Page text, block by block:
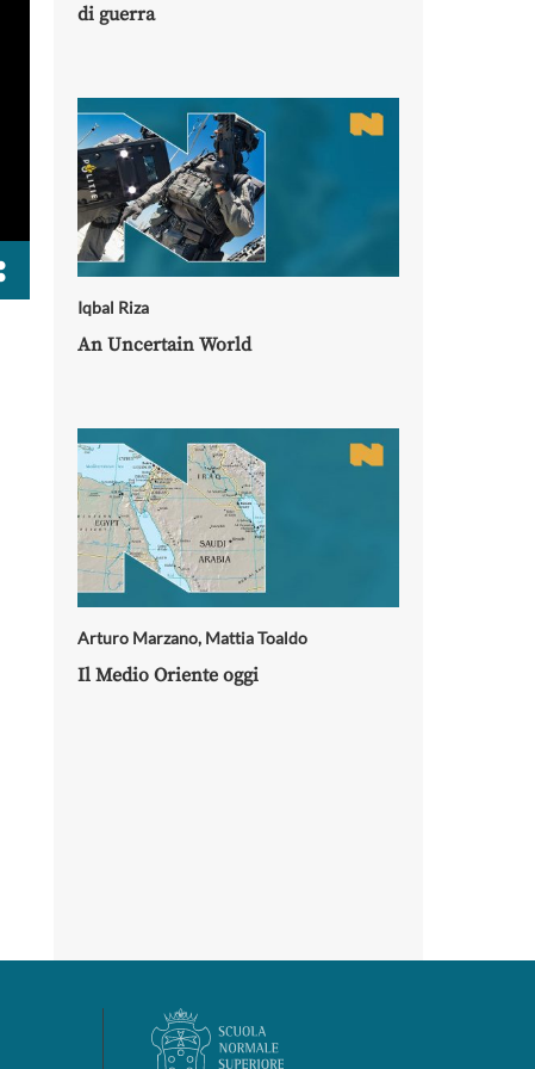
di guerra
Iqbal Riza
An Uncertain World
Arturo Marzano, Mattia Toaldo
Il Medio Oriente oggi